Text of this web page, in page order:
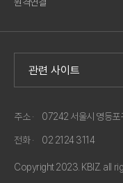
주소 · 07242 서울시 영등포
전화 · 02 2124 3114
Copyright 2023. KBIZ. all